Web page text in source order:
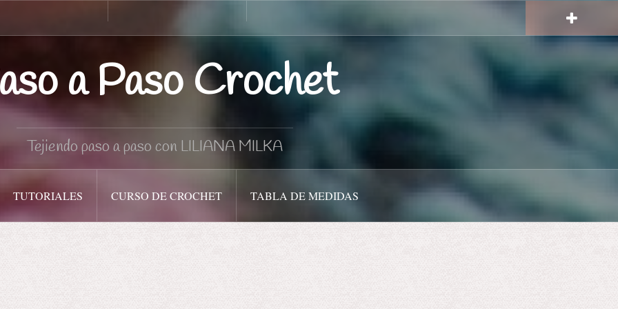
Crochet
medidas
a Paso Crochet
Tejiendo paso a paso con LILIANA MILKA
TUTORIALES CURSO DE CROCHET TABLA DE MEDIDAS